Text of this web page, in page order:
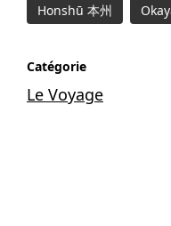
Honshū 本州
Catégorie
Le Voyage